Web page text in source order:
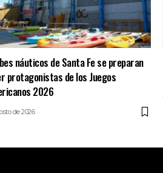
náuticos de Santa Fe se preparan
protagonistas de los Juegos
2026
de 2026